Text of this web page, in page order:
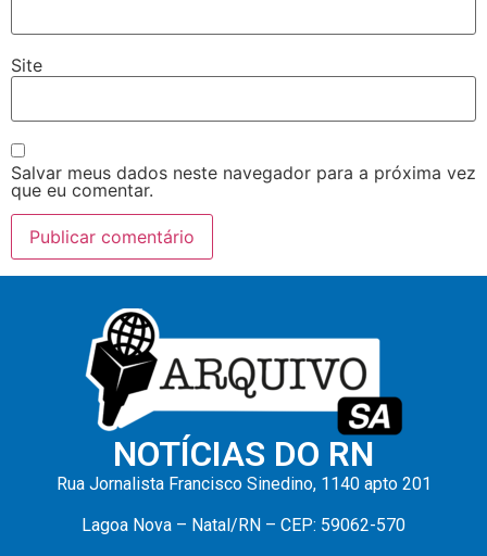
Site
Salvar meus dados neste navegador para a próxima vez
que eu comentar.
NOTÍCIAS DO RN
Rua Jornalista Francisco Sinedino, 1140 apto 201
Lagoa Nova – Natal/RN – CEP: 59062-570